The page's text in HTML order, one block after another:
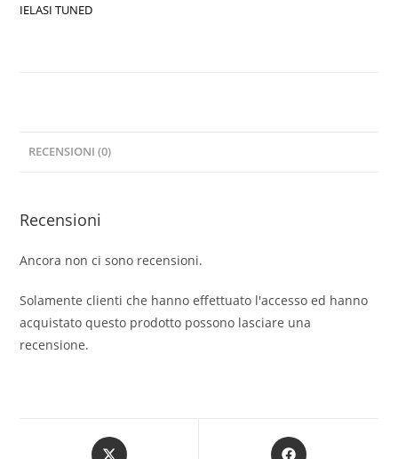
IELASI TUNED
RECENSIONI (0)
Recensioni
Ancora non ci sono recensioni.
Solamente clienti che hanno effettuato l'accesso ed hanno
acquistato questo prodotto possono lasciare una
recensione.
Opens
Opens